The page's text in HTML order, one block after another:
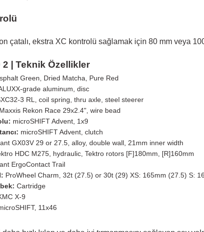
çatalı, ekstra XC kontrolü sağlamak için 80 mm veya
2 | Teknik Özellikler
Green, Dried Matcha, Pure Red
grade aluminum, disc
3 RL, coil spring, thru axle, steel steerer
Maxxis Rekon Race 29x2.4", wire bead
microSHIFT Advent, 1x9
microSHIFT Advent, clutch
GX03V 29 or 27.5, alloy, double wall, 21mm inner width
HDC M275, hydraulic, Tektro rotors [F]180mm, [R]160mm
ErgoContact Trail
ProWheel Charm, 32t (27.5) or 30t (29) XS: 165mm (27.5) S:
Cartridge
X-9
11x46